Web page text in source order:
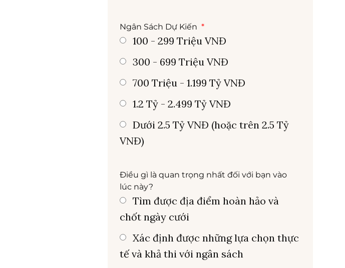
Ngân Sách Dự Kiến
100 - 299 Triệu VNĐ
300 - 699 Triệu VNĐ
700 Triệu - 1.199 Tỷ VNĐ
1.2 Tỷ - 2.499 Tỷ VNĐ
Dưới 2.5 Tỷ VNĐ (hoặc trên 2.5 Tỷ
VNĐ)
Điều gì là quan trọng nhất đối với bạn vào
lúc này?
Tìm được địa điểm hoàn hảo và
chốt ngày cưới
Xác định được những lựa chọn thực
tế và khả thi với ngân sách